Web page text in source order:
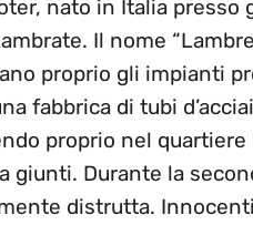
nato in Italia
Il nome
proprio gli impianti
fabbrica di tubi
proprio nel
giunti. Durante la
distrutta.